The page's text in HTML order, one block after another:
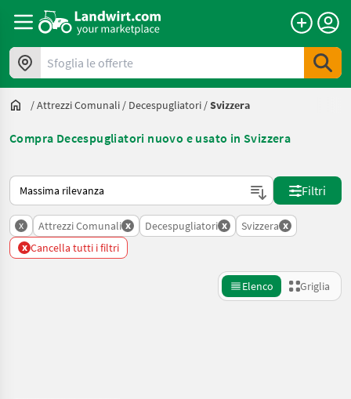
Sfoglia le offerte
/Attrezzi Comunali / Decespugliatori /Svizzera
Compra Decespugliatori nuovo e usato in Svizzera
Ecco come viene ordinato su Landwirt.com
Filtri
x Attrezzi Comunali x Decespugliatori x Svizzera x
x Cancella tutti i filtri
Elenco Griglia